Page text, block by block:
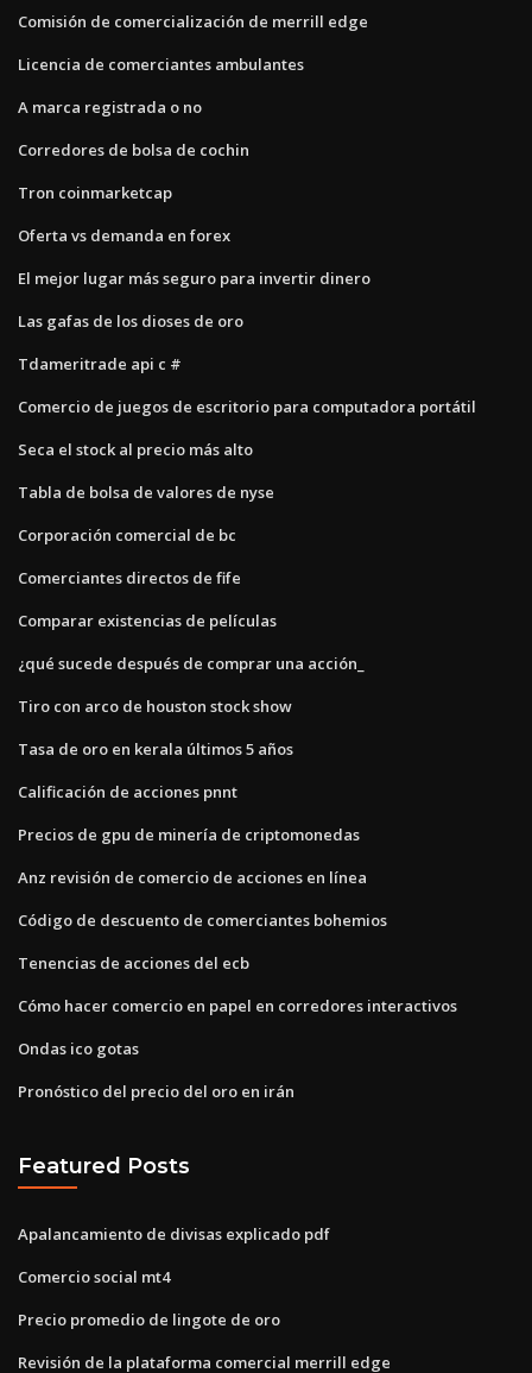
Comisión de comercialización de merrill edge
Licencia de comerciantes ambulantes
A marca registrada o no
Corredores de bolsa de cochin
Tron coinmarketcap
Oferta vs demanda en forex
El mejor lugar más seguro para invertir dinero
Las gafas de los dioses de oro
Tdameritrade api c #
Comercio de juegos de escritorio para computadora portátil
Seca el stock al precio más alto
Tabla de bolsa de valores de nyse
Corporación comercial de bc
Comerciantes directos de fife
Comparar existencias de películas
¿qué sucede después de comprar una acción_
Tiro con arco de houston stock show
Tasa de oro en kerala últimos 5 años
Calificación de acciones pnnt
Precios de gpu de minería de criptomonedas
Anz revisión de comercio de acciones en línea
Código de descuento de comerciantes bohemios
Tenencias de acciones del ecb
Cómo hacer comercio en papel en corredores interactivos
Ondas ico gotas
Pronóstico del precio del oro en irán
Featured Posts
Apalancamiento de divisas explicado pdf
Comercio social mt4
Precio promedio de lingote de oro
Revisión de la plataforma comercial merrill edge